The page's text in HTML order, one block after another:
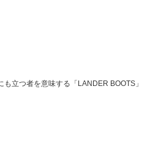
立つ者を意味する「LANDER BOOTS」